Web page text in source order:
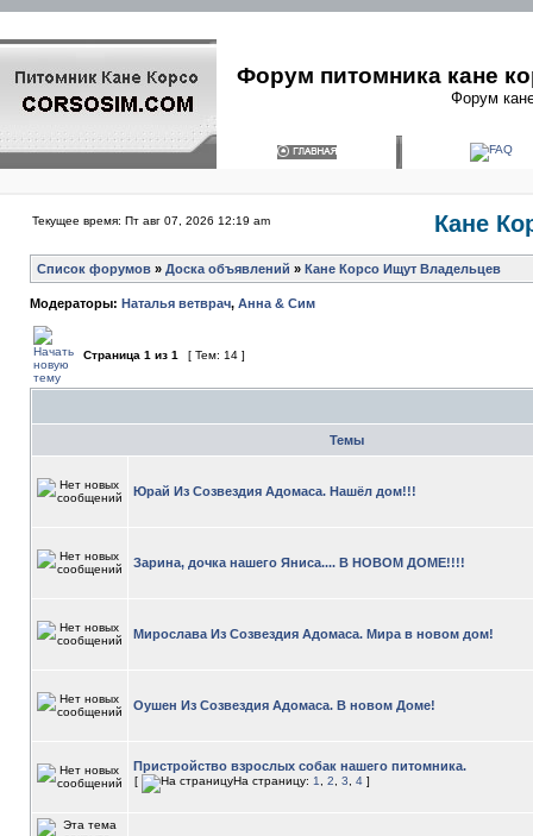
Форум питомника кане
Форум
Текущее время: Пт авг 07, 2026 12:19 am Кане
Список форумов » Доска объявлений » Кане Корсо Ищут Владельцев
Модераторы: Наталья ветврач, Анна & Сим
Страница 1 из 1 [ Тем: 14 ]
Темы
Юрай Из Созвездия Адомаса. Нашёл дом!!!
Зарина, дочка нашего Яниса.... В НОВОМ ДОМЕ!!!!
Мирослава Из Созвездия Адомаса. Мира в новом дом!
Оушен Из Созвездия Адомаса. В новом Доме!
Пристройство взрослых собак нашего питомника.
[ На страницу: 1 2 3 4 ]